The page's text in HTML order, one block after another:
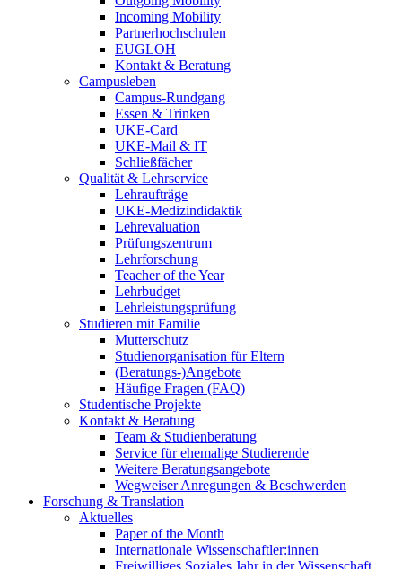
Incoming Mobility
Partnerhochschulen
EUGLOH
Kontakt & Beratung
Campusleben
Campus-Rundgang
Essen & Trinken
UKE-Card
UKE-Mail & IT
Schließfächer
Qualität & Lehrservice
Lehraufträge
UKE-Medizindidaktik
Lehrevaluation
Prüfungszentrum
Lehrforschung
Teacher of the Year
Lehrbudget
Lehrleistungsprüfung
Studieren mit Familie
Mutterschutz
Studienorganisation für Eltern
(Beratungs-)Angebote
Häufige Fragen (FAQ)
Studentische Projekte
Kontakt & Beratung
Team & Studienberatung
Service für ehemalige Studierende
Weitere Beratungsangebote
Wegweiser Anregungen & Beschwerden
Forschung & Translation
Aktuelles
Paper of the Month
Internationale Wissenschaftler:innen
Freiwilliges Soziales Jahr in der Wissenschaft